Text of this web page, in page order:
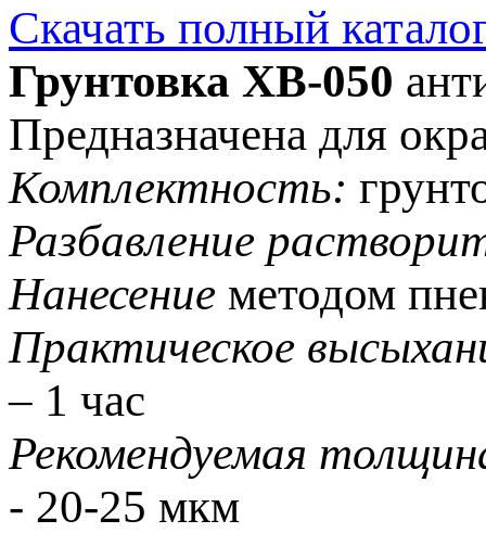
Скачать полный
Грунтовка ХВ-050
Предназначена для
Комплектность:
Разбавление
Нанесение методом
Практическое
– 1 час
Рекомендуемая
- 20-25 мкм